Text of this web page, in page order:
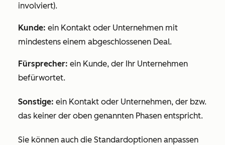
involviert).
Kunde: ein Kontakt oder Unternehmen mit
mindestens einem abgeschlossenen Deal.
Fürsprecher: ein Kunde, der Ihr Unternehmen
befürwortet.
Sonstige: ein Kontakt oder Unternehmen, der bzw.
das keiner der oben genannten Phasen entspricht.
Sie können auch die Standardoptionen anpassen